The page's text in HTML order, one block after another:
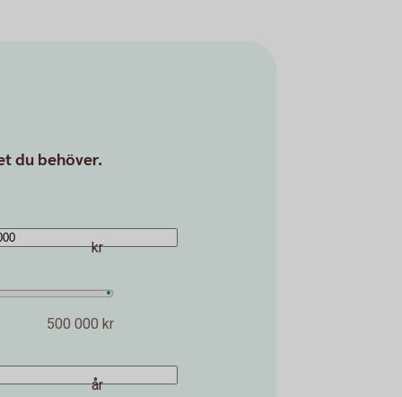
du behöver.
500 000 kr
kr
år